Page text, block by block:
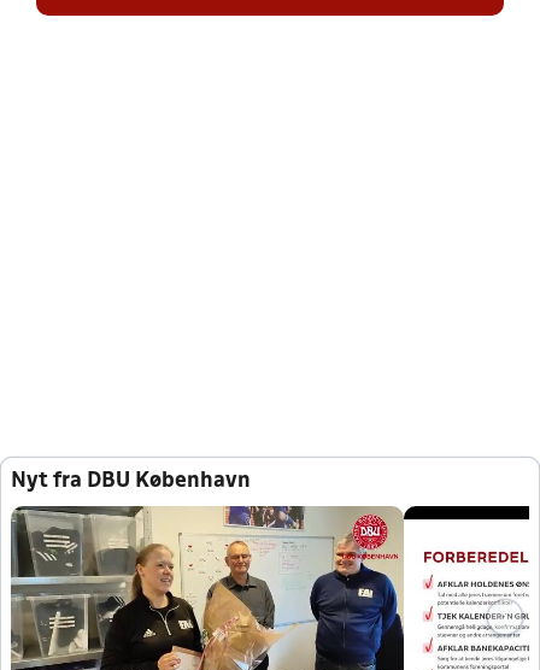
Nyt fra DBU København